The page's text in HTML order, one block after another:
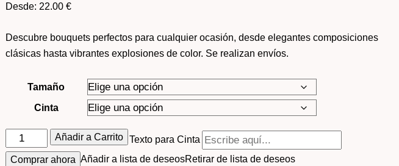
Desde: 22.00 €
Descubre bouquets perfectos para cualquier ocasión, desde elegantes composiciones
clásicas hasta vibrantes explosiones de color. Se realizan envíos.
Tamaño
Cinta
Añadir a Carrito
Texto para Cinta
Comprar ahora Añadir a lista de deseosRetirar de lista de deseos